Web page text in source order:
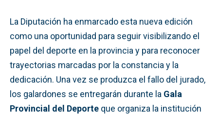
La Diputación ha enmarcado esta nueva edición
como una oportunidad para seguir visibilizando el
papel del deporte en la provincia y para reconocer
trayectorias marcadas por la constancia y la
dedicación. Una vez se produzca el fallo del jurado,
los galardones se entregarán durante la Gala
Provincial del Deporte que organiza la institución